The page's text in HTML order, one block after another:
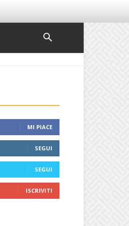
MI PIACE
SEGUI
SEGUI
ISCRIVITI